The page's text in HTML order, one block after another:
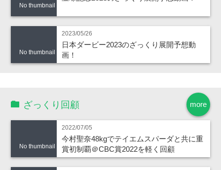
No thumbnail
No thumbnail
2023/05/26
日本ダービー2023のざっくり展開予想動
画！
more
ざっくり回顧
No thumbnail
2022/07/05
今村聖奈48kgでテイエムスパーダと共に重
賞初制覇＠CBC賞2022を軽く回顧